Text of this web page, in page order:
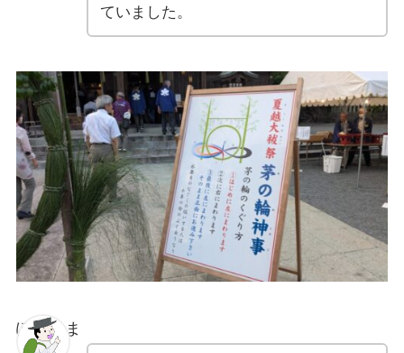
ていました。
ぽちゃま